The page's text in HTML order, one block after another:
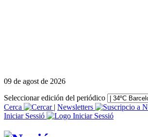
09 de agost de 2026
Seleccionar edición del periódico
Cerca
| Newsletters
Iniciar Sessió